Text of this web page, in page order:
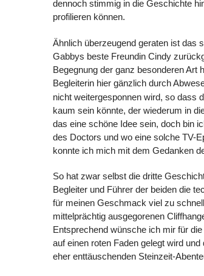
dennoch stimmig in die Geschichte
profilieren können.
Ähnlich überzeugend geraten ist das
Gabbys beste Freundin Cindy
Begegnung der ganz besonderen
Begleiterin hier gänzlich durch
nicht weitergesponnen wird, so dass
kaum sein könnte, der wiederum in
das eine schöne Idee sein, doch bin
des Doctors und wo eine solche TV-
konnte ich mich mit dem Gedanken
So hat zwar selbst die dritte
Begleiter und Führer der beiden die
für meinen Geschmack viel zu
mittelprächtig ausgegorenen
Entsprechend wünsche ich mir für
auf einen roten Faden gelegt wird
eher enttäuschenden Steinzeit-